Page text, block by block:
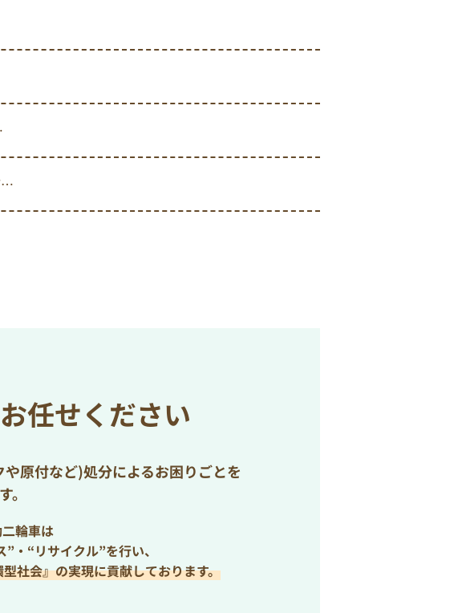
…
任せください
原付など)処分によるお困りごとを
。
輪車は
・“リサイクル”を行い、
社会』の実現に貢献しております。